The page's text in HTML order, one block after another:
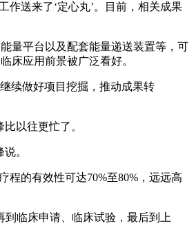
送来了‘定心丸’。目前，相关成果
量平台以及配套能量递送装置等，可
床应用前景被广泛看好。
续做好项目挖掘，推动成果转
以往更忙了。
。
的有效性可达70%至80%，远远高
临床申请、临床试验，最后到上